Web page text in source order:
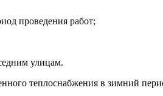
проведения работ;
улицам.
теплоснабжения в зимний